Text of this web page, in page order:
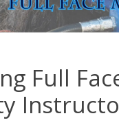
Full